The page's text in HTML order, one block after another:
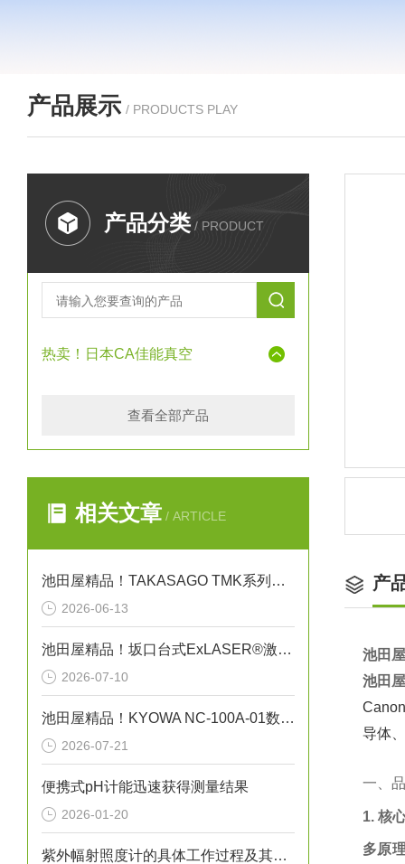
产品展示 / PRODUCTS PLAY
产品分类 / PRODUCT
热卖！日本CA佳能真空
查看全部产品
相关文章 / ARTICLE
池田屋精品！TAKASAGO TMK系列高压直流电源 TMK1.0-50 参数介绍
2026-06-13
池田屋精品！坂口台式ExLASER®激光平面瞬时加热装置技术参数
2026-07-10
池田屋精品！KYOWA NC-100A-01数字转换单元
2026-07-21
便携式pH计能迅速获得测量结果
2026-01-20
紫外幅射照度计的具体工作过程及其应用
产
池田
池田
导体
一、
1. 核
多原